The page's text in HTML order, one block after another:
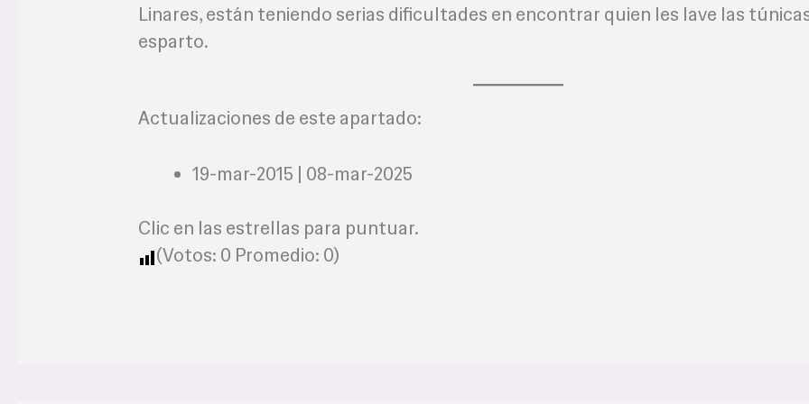
Linares, están teniendo serias dificultades en encontrar quien les lave las
esparto.
Actualizaciones de este apartado:
19-mar-2015 | 08-mar-2025
Clic en las estrellas para puntuar.
(Votos: 0 Promedio: 0)